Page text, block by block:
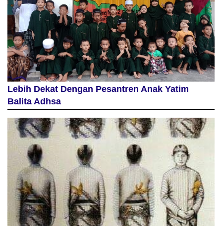
Lebih Dekat Dengan Pesantren Anak Yatim
Balita Adhsa